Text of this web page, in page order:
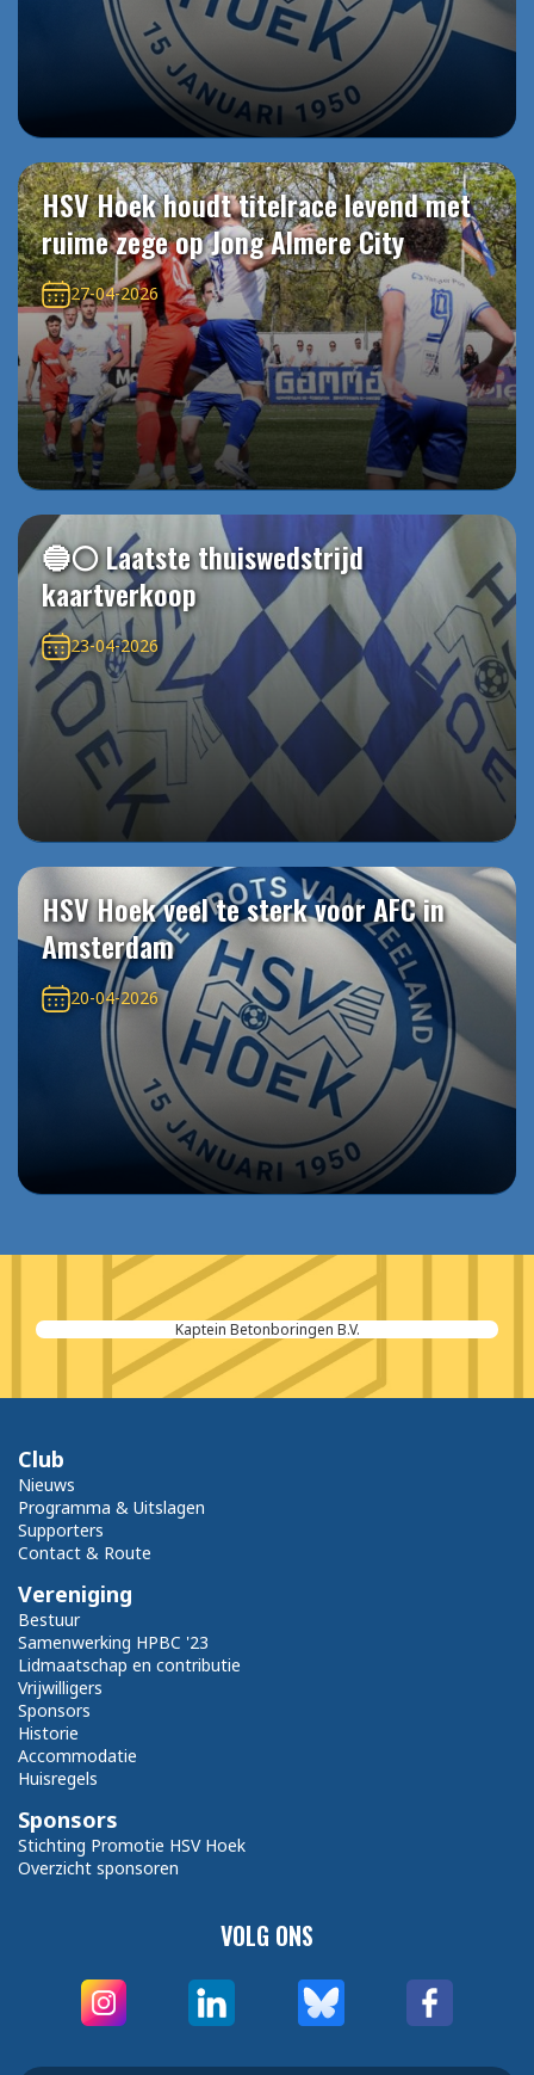
HSV Hoek houdt titelrace levend met
ruime zege op Jong Almere City
27-04-2026
🔵⚪️ Laatste thuiswedstrijd
kaartverkoop
23-04-2026
HSV Hoek veel te sterk voor AFC in
Amsterdam
20-04-2026
Kaptein Betonboringen B.V.
VOLG ONS
Club
Nieuws
Programma & Uitslagen
Supporters
Contact & Route
Vereniging
Bestuur
Samenwerking HPBC '23
Lidmaatschap en contributie
Vrijwilligers
Sponsors
Historie
Accommodatie
Huisregels
Sponsors
Stichting Promotie HSV Hoek
Overzicht sponsoren